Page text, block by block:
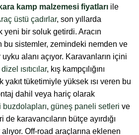
kamp malzemesi fiyatları ile
üstü çadırlar, son yıllarda
yeni bir soluk getirdi. Aracın
bu sistemler, zemindeki nemden ve
alanı açıyor. Karavanların içini
dizel ısıtıcılar, kış kampçılığını
yakıt tüketimiyle yüksek ısı veren bu
dahil veya hariç olarak
buzdolapları, güneş paneli setleri ve
de karavancıların bütçe ayırdığı
Off-road araçlarına eklenen